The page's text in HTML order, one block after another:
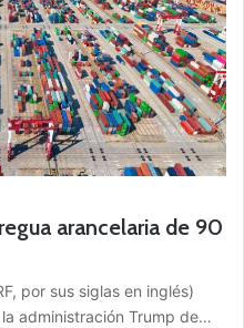
arancelaria de 90
por sus siglas en inglés)
administración Trump de…